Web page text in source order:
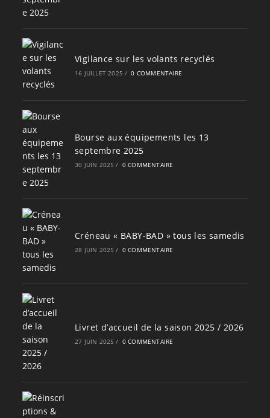
Vigilance sur les volants recyclés
16 JUILLET 2025 / 0 COMMENTAIRE
Bourse aux équipements les 13
septembre 2025
30 JUIN 2025 / 0 COMMENTAIRE
Créneau « BABY-BAD » tous les samedis
28 JUIN 2025 / 0 COMMENTAIRE
Livret d’accueil de la saison 2025 / 2026
27 JUIN 2025 / 0 COMMENTAIRE